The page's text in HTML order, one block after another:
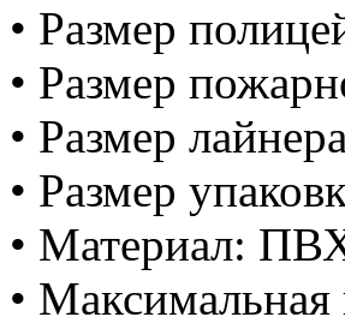
• Размер
• Размер
• Размер
• Размер
• Материал:
• Максимальная